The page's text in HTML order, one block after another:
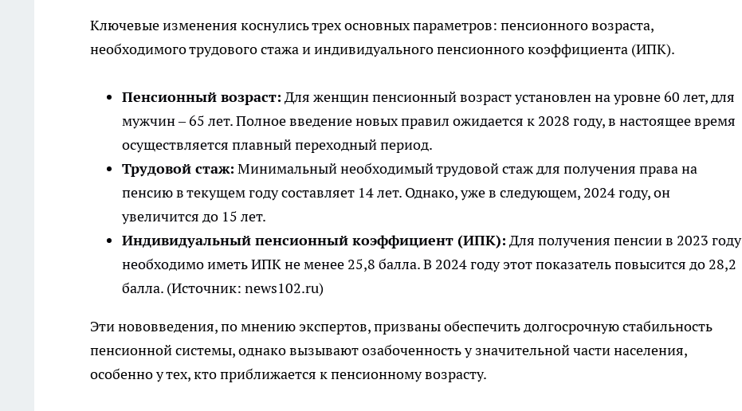
Ключевые изменения коснулись трех основных параметров: пенсионного возраста,
необходимого трудового стажа и индивидуального пенсионного коэффициента (ИПК).
Пенсионный возраст: Для женщин пенсионный возраст установлен на уровне 60 лет, для
мужчин – 65 лет. Полное введение новых правил ожидается к 2028 году, в настоящее время
осуществляется плавный переходный период.
Трудовой стаж: Минимальный необходимый трудовой стаж для получения права на
пенсию в текущем году составляет 14 лет. Однако, уже в следующем, 2024 году, он
увеличится до 15 лет.
Индивидуальный пенсионный коэффициент (ИПК): Для получения пенсии в 2023 году
необходимо иметь ИПК не менее 25,8 балла. В 2024 году этот показатель повысится до 28,2
балла. (Источник: news102.ru)
Эти нововведения, по мнению экспертов, призваны обеспечить долгосрочную стабильность
пенсионной системы, однако вызывают озабоченность у значительной части населения,
особенно у тех, кто приближается к пенсионному возрасту.